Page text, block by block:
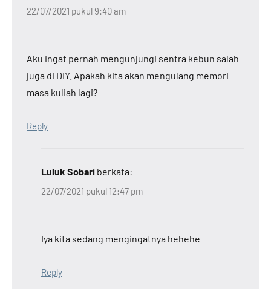
22/07/2021 pukul 9:40 am
Aku ingat pernah mengunjungi sentra kebun salah
juga di DIY. Apakah kita akan mengulang memori
masa kuliah lagi?
Reply
Luluk Sobari berkata:
22/07/2021 pukul 12:47 pm
Iya kita sedang mengingatnya hehehe
Reply